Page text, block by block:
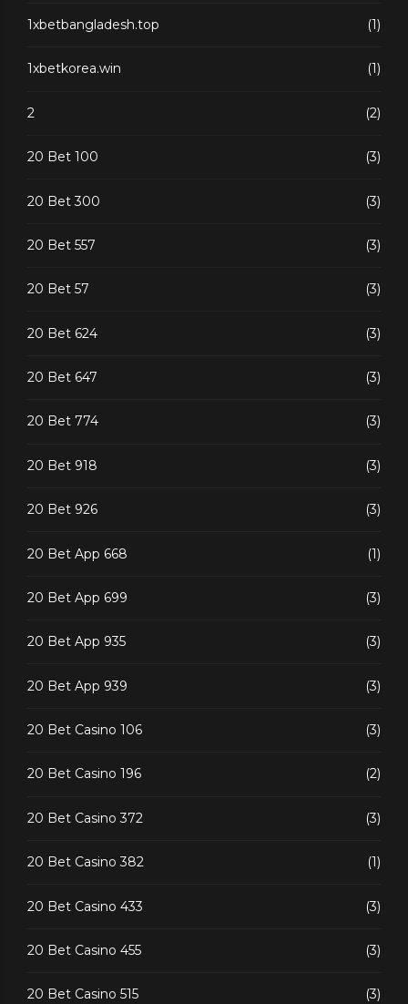
1xbetbangladesh.top (1)
1xbetkorea.win (1)
2 (2)
20 Bet 100 (3)
20 Bet 300 (3)
20 Bet 557 (3)
20 Bet 57 (3)
20 Bet 624 (3)
20 Bet 647 (3)
20 Bet 774 (3)
20 Bet 918 (3)
20 Bet 926 (3)
20 Bet App 668 (1)
20 Bet App 699 (3)
20 Bet App 935 (3)
20 Bet App 939 (3)
20 Bet Casino 106 (3)
20 Bet Casino 196 (2)
20 Bet Casino 372 (3)
20 Bet Casino 382 (1)
20 Bet Casino 433 (3)
20 Bet Casino 455 (3)
20 Bet Casino 515 (3)